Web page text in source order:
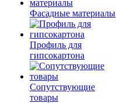
Фасадные материалы
Профиль для
гипсокартона
Сопутствующие
товары